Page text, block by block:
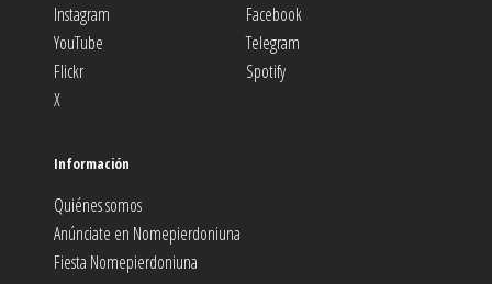
Instagram
Facebook
YouTube
Telegram
Flickr
Spotify
X
Información
Quiénes somos
Anúnciate en Nomepierdoniuna
Fiesta Nomepierdoniuna